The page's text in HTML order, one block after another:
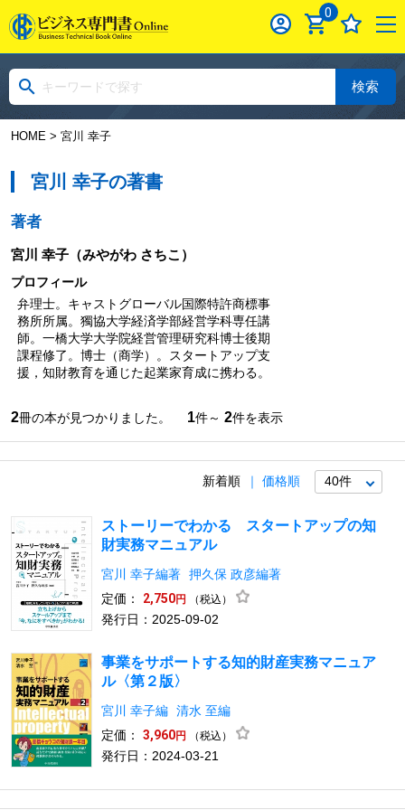
0
検索
HOME> 宮川 幸子
宮川 幸子の著書
著者
宮川 幸子（みやがわ さちこ）
プロフィール
弁理士。キャストグローバル国際特許商標事
務所所属。獨協大学経済学部経営学科専任講
師。一橋大学大学院経営管理研究科博士後期
課程修了。博士（商学）。スタートアップ支
援，知財教育を通じた起業家育成に携わる。
2冊の本が見つかりました。 1件～ 2件を表示
新着順 価格順
ストーリーでわかる スタートアップの知
財実務マニュアル
宮川 幸子編著 押久保 政彦編著
定価：
2,750円 （税込）
発行日：2025-09-02
事業をサポートする知的財産実務マニュア
ル〈第２版〉
宮川 幸子編 清水 至編
定価：
3,960円 （税込）
発行日：2024-03-21